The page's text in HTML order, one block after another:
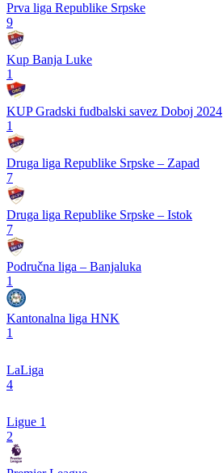
Prva liga Republike Srpske
9
Kup Banja Luke
1
KUP Gradski fudbalski savez Doboj 2024
1
Druga liga Republike Srpske – Zapad
7
Druga liga Republike Srpske – Istok
7
Područna liga – Banjaluka
1
Kantonalna liga HNK
1
LaLiga
4
Ligue 1
2